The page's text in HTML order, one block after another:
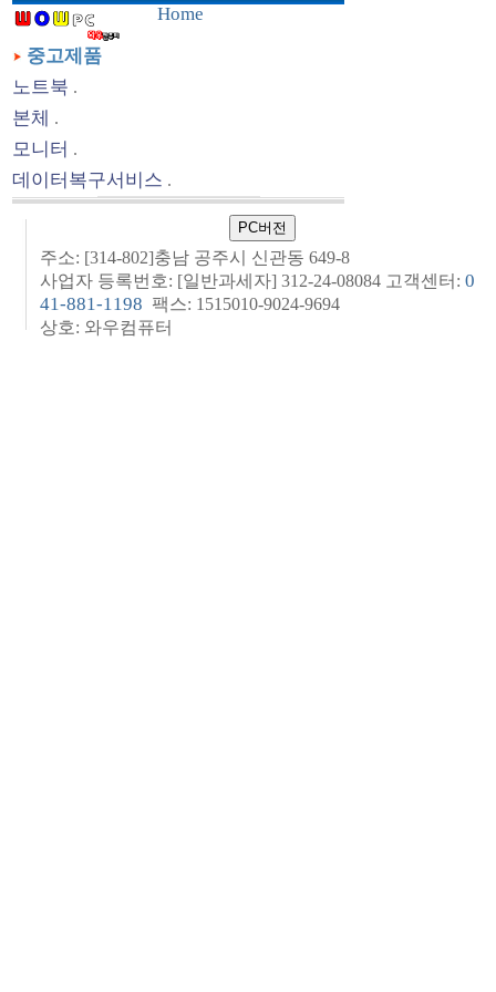
Home
중고제품
노트북 .
본체 .
모니터 .
데이터복구서비스 .
주소: [314-802]충남 공주시 신관동 649-8
사업자 등록번호: [일반과세자] 312-24-08084 고객센터: 0
41-881-1198 팩스: 1515010-9024-9694
상호: 와우컴퓨터